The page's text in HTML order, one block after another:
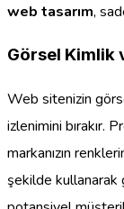
web tasarım,
Görsel Kimlik
Web sitenizin
izlenimini bırakır.
markanızın
şekilde kullanarak